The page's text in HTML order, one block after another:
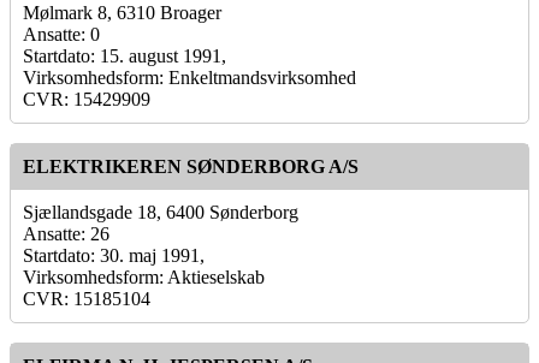
Mølmark 8, 6310 Broager
Ansatte: 0
Startdato: 15. august 1991,
Virksomhedsform: Enkeltmandsvirksomhed
CVR: 15429909
ELEKTRIKEREN SØNDERBORG A/S
Sjællandsgade 18, 6400 Sønderborg
Ansatte: 26
Startdato: 30. maj 1991,
Virksomhedsform: Aktieselskab
CVR: 15185104